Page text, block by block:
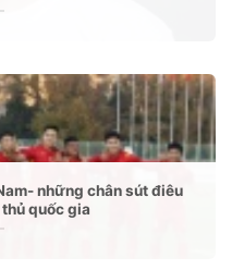
những chân sút điêu
quốc gia